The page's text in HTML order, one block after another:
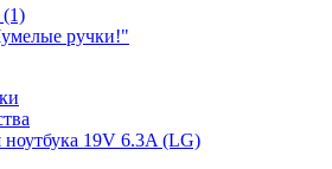
ручки!"
ноутбука 19V 6.3A (LG)